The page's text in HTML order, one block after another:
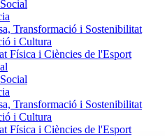
Transformació i Sostenibilitat
i Cultura
Física i Ciències de l'Esport
Transformació i Sostenibilitat
i Cultura
Física i Ciències de l'Esport